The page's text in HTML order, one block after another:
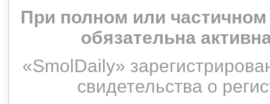
При полном или
обязательна
«SmolDaily»
свидетельства о